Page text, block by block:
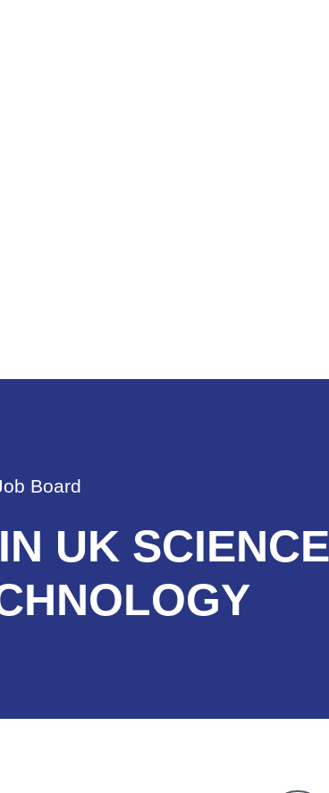
Board
UK SCIENCE